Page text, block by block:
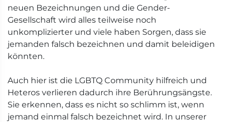
neuen Bezeichnungen und die Gender-
Gesellschaft wird alles teilweise noch
unkomplizierter und viele haben Sorgen, dass sie
jemanden falsch bezeichnen und damit beleidigen
könnten.
Auch hier ist die LGBTQ Community hilfreich und
Heteros verlieren dadurch ihre Berührungsängste.
Sie erkennen, dass es nicht so schlimm ist, wenn
jemand einmal falsch bezeichnet wird. In unserer